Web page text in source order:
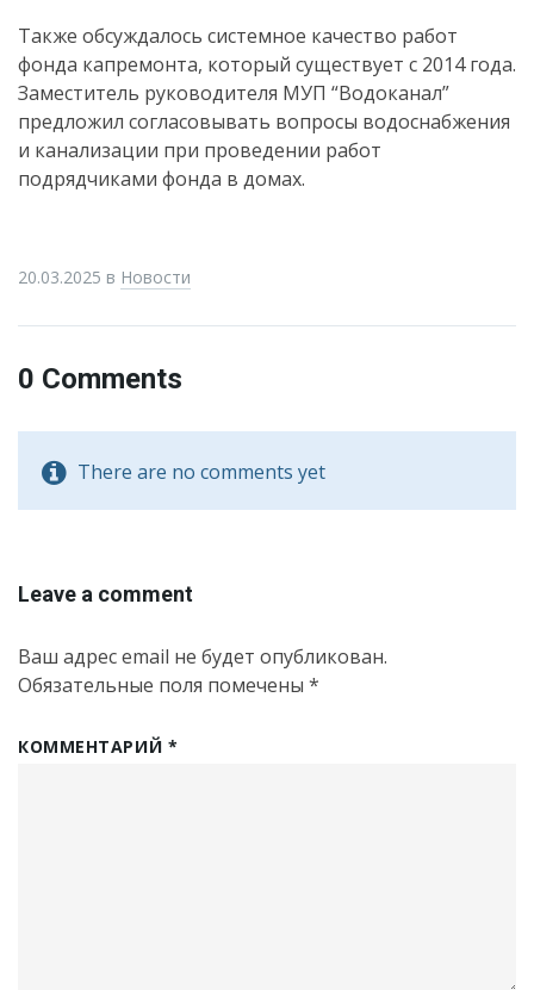
Также обсуждалось системное качество работ
фонда капремонта, который существует с 2014 года.
Заместитель руководителя МУП “Водоканал”
предложил согласовывать вопросы водоснабжения
и канализации при проведении работ
подрядчиками фонда в домах.
20.03.2025 в Новости
0 Comments
There are no comments yet
Leave a comment
Ваш адрес email не будет опубликован.
Обязательные поля помечены *
КОММЕНТАРИЙ *